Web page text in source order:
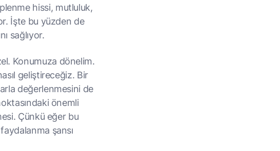
hissi, mutluluk,
İşte bu yüzden de
sağlıyor.
Konumuza dönelim.
geliştireceğiz. Bir
değerlenmesini de
önemli
Çünkü eğer bu
şansı